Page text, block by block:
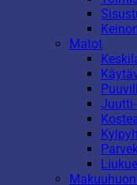
Matot